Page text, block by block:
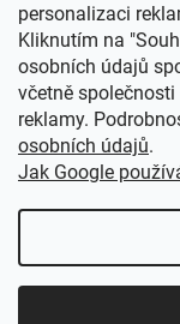
personalizaci
Kliknutím na
osobních údajů
včetně společnosti
reklamy.
osobních údajů.
Jak Google